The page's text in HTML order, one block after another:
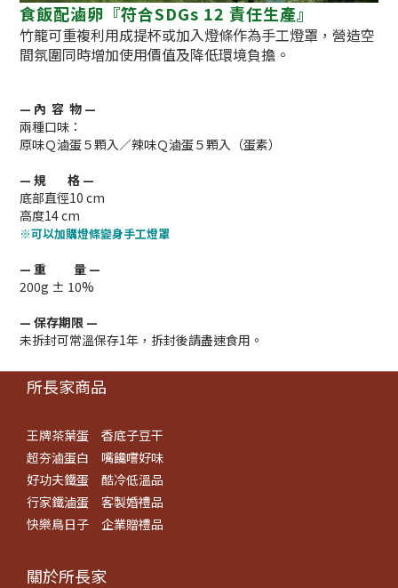
食飯配滷卵『符合SDGs 12 責任生產』
竹籠可重複利用成提杯或加入燈條作為手工燈罩，營造空
間氛圍同時增加使用價值及降低環境負擔。
— 內 容 物 —
兩種口味：
原味Ｑ滷蛋５顆入／辣味Ｑ滷蛋５顆入（蛋素）
— 規 格 —
底部直徑10 cm
高度14 cm
※可以加購燈條變身手工燈罩
— 重 量 —
200g ± 10%
— 保存期限 —
未拆封可常溫保存1年，拆封後請盡速食用。
所長家商品
王牌茶葉蛋
香底子豆干
超夯滷蛋白
嘴饞嚐好味
好功夫鐵蛋
酷冷低溫品
行家鐵滷蛋
客製婚禮品
快樂鳥日子
企業贈禮品
關於所長​家